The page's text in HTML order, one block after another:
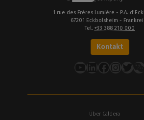
1 rue des Frères Lumière - P.A.
67201 Eckbolsheim -
Tel. +33 388 210 000
Kontakt
YouTube
LinkedIn
Facebook
Über Caldera